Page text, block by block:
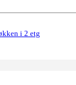
i 2 etg